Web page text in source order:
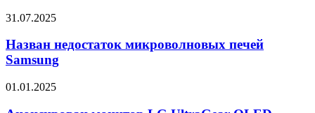
F16
5G
Назван
микроволновых
печей
Samsung
31.07.2025
Назван недостаток микроволновых печей
Samsung
Анонсирован
01.01.2025